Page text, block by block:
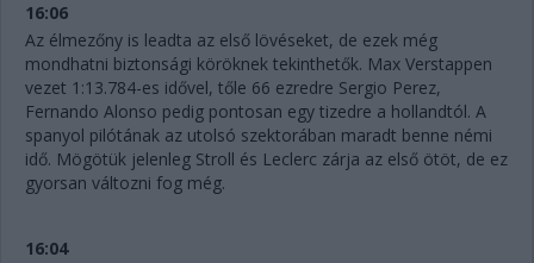
16:06
Az élmezőny is leadta az első lövéseket, de ezek még
mondhatni biztonsági köröknek tekinthetők. Max Verstappen
vezet 1:13.784-es idővel, tőle 66 ezredre Sergio Perez,
Fernando Alonso pedig pontosan egy tizedre a hollandtól. A
spanyol pilótának az utolsó szektorában maradt benne némi
idő. Mögötük jelenleg Stroll és Leclerc zárja az első ötöt, de ez
gyorsan változni fog még.
16:04